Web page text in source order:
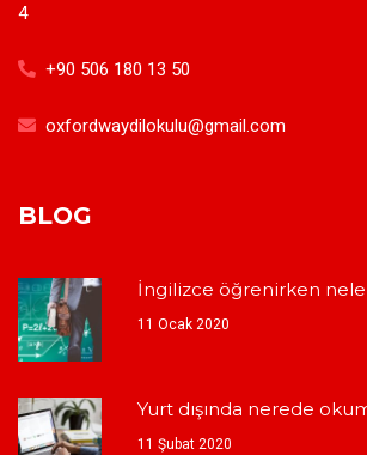
4
+90 506 180 13 50
oxfordwaydilokulu@gmail.com
BLOG
İngilizce öğrenirken neler
11 Ocak 2020
Yurt dışında nerede
11 Şubat 2020